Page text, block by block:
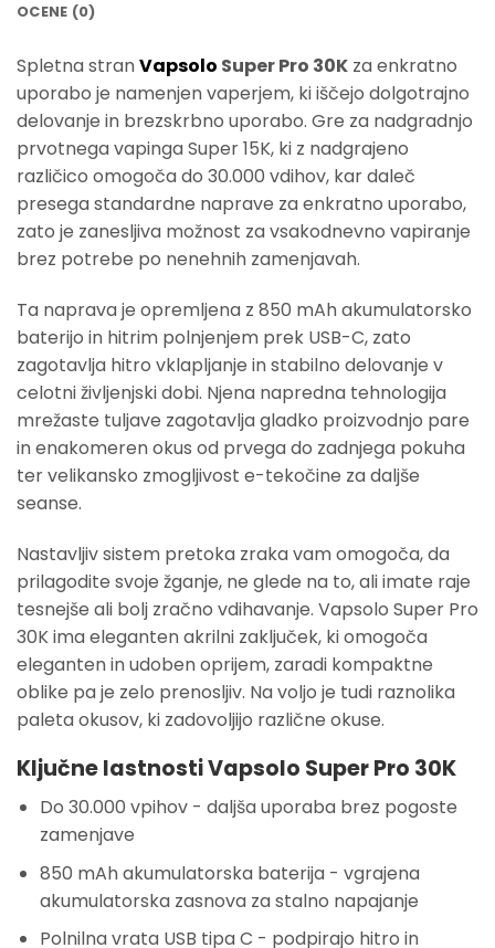
OCENE (0)
Spletna stranVapsolo Super Pro 30K za enkratno
uporabo je namenjen vaperjem, ki iščejo dolgotrajno
delovanje in brezskrbno uporabo. Gre za nadgradnjo
prvotnega vapinga Super 15K, ki z nadgrajeno
različico omogoča do 30.000 vdihov, kar daleč
presega standardne naprave za enkratno uporabo,
zato je zanesljiva možnost za vsakodnevno vapiranje
brez potrebe po nenehnih zamenjavah.
Ta naprava je opremljena z 850 mAh akumulatorsko
baterijo in hitrim polnjenjem prek USB-C, zato
zagotavlja hitro vklapljanje in stabilno delovanje v
celotni življenjski dobi. Njena napredna tehnologija
mrežaste tuljave zagotavlja gladko proizvodnjo pare
in enakomeren okus od prvega do zadnjega pokuha
ter velikansko zmogljivost e-tekočine za daljše
seanse.
Nastavljiv sistem pretoka zraka vam omogoča, da
prilagodite svoje žganje, ne glede na to, ali imate raje
tesnejše ali bolj zračno vdihavanje. Vapsolo Super Pro
30K ima eleganten akrilni zaključek, ki omogoča
eleganten in udoben oprijem, zaradi kompaktne
oblike pa je zelo prenosljiv. Na voljo je tudi raznolika
paleta okusov, ki zadovoljijo različne okuse.
Ključne lastnosti Vapsolo Super Pro 30K
Do 30.000 vpihov - daljša uporaba brez pogoste
zamenjave
850 mAh akumulatorska baterija - vgrajena
akumulatorska zasnova za stalno napajanje
Polnilna vrata USB tipa C - podpirajo hitro in